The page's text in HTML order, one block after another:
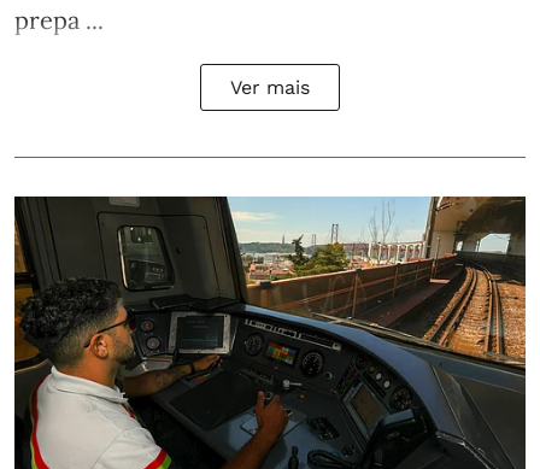
prepa ...
Ver mais